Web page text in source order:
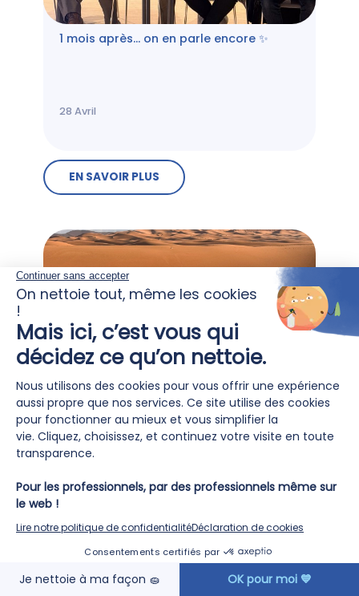
1 mois après… on en parle encore ✨
28 Avril
EN SAVOIR PLUS
2026 marque bien plus qu’un
partenariat 🤝
Avril